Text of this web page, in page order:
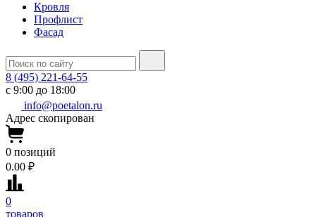
Кровля
Профлист
Фасад
8 (495) 221-64-55
с 9:00 до 18:00
info@poetalon.ru
Адрес скопирован
0 позиций
0.00 ₽
0
товаров